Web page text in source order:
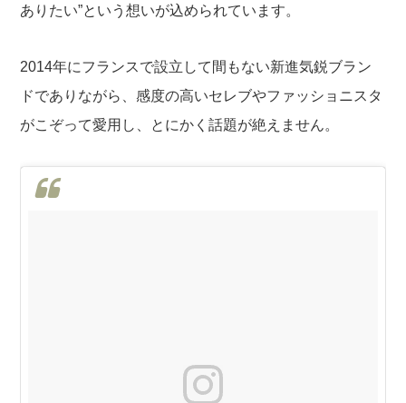
ありたい”という想いが込められています。
2014年にフランスで設立して間もない新進気鋭ブラン
ドでありながら、感度の高いセレブやファッショニスタ
がこぞって愛用し、とにかく話題が絶えません。